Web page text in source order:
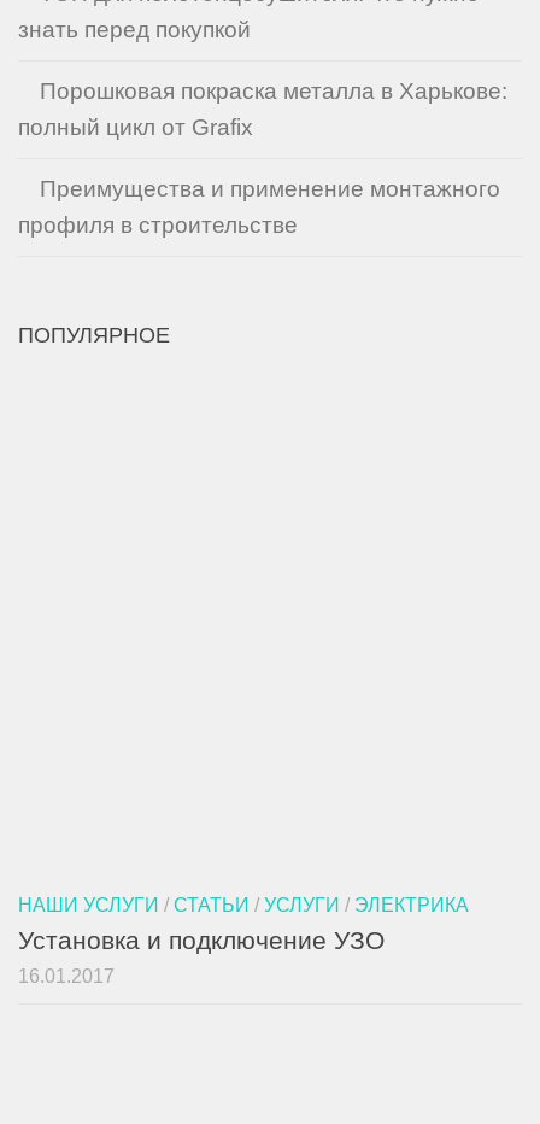
знать перед покупкой
Порошковая покраска металла в Харькове:
полный цикл от Grafix
Преимущества и применение монтажного
профиля в строительстве
ПОПУЛЯРНОЕ
НАШИ УСЛУГИ / СТАТЬИ / УСЛУГИ / ЭЛЕКТРИКА
Установка и подключение УЗО
16.01.2017